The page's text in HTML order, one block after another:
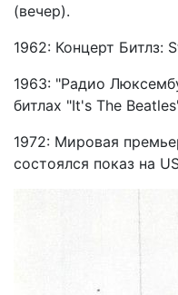
(вечер).
1962: Концерт Битлз:
1963: "Радио
битлах "It's The
1972: Мировая
состоялся показ на